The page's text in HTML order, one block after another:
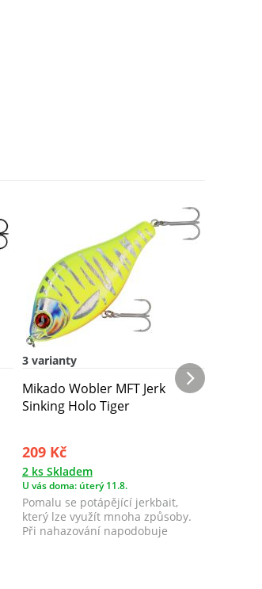
3 varianty
Mikado Wobler MFT Jerk
Sinking Holo Tiger
209 Kč
2 ks Skladem
U vás doma: úterý 11.8.
Pomalu se potápějící jerkbait,
který lze využít mnoha způsoby.
Při nahazování napodobuje